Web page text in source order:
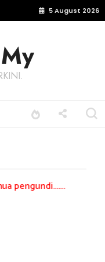
5 August 2026